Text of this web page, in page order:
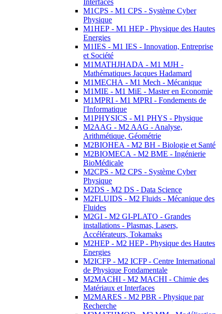
Interfaces
M1CPS - M1 CPS - Système Cyber
Physique
M1HEP - M1 HEP - Physique des Hautes
Energies
M1IES - M1 IES - Innovation, Entreprise
et Société
M1MATHJHADA - M1 MJH -
Mathématiques Jacques Hadamard
M1MECHA - M1 Mech - Mécanique
M1MIE - M1 MiE - Master en Economie
M1MPRI - M1 MPRI - Fondements de
l'Informatique
M1PHYSICS - M1 PHYS - Physique
M2AAG - M2 AAG - Analyse,
Arithmétique, Géométrie
M2BIOHEA - M2 BH - Biologie et Santé
M2BIOMECA - M2 BME - Ingénierie
BioMédicale
M2CPS - M2 CPS - Système Cyber
Physique
M2DS - M2 DS - Data Science
M2FLUIDS - M2 Fluids - Mécanique des
Fluides
M2GI - M2 GI-PLATO - Grandes
installations - Plasmas, Lasers,
Accélérateurs, Tokamaks
M2HEP - M2 HEP - Physique des Hautes
Energies
M2ICFP - M2 ICFP - Centre International
de Physique Fondamentale
M2MACHI - M2 MACHI - Chimie des
Matériaux et Interfaces
M2MARES - M2 PBR - Physique par
Recherche